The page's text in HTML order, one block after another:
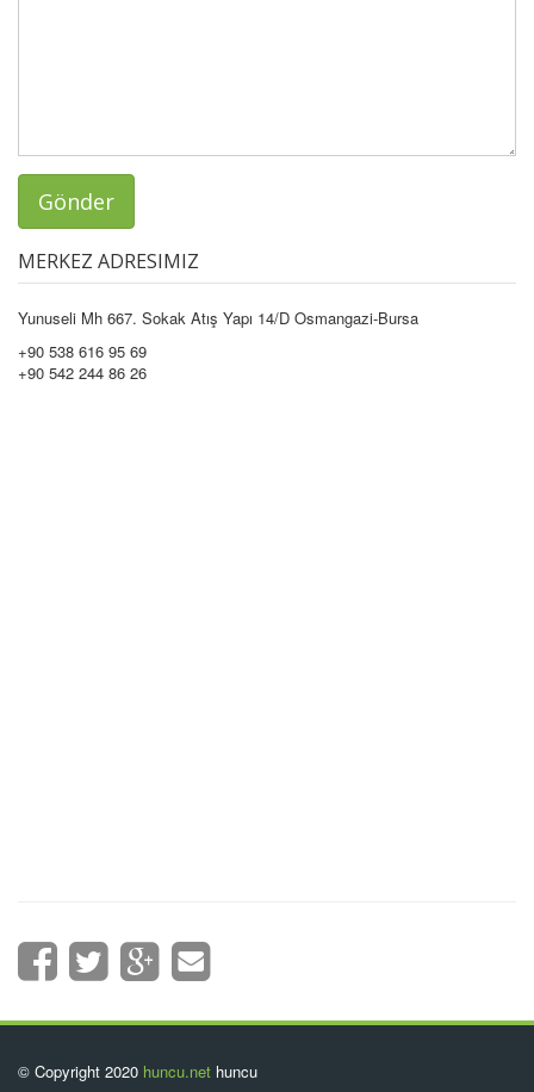
Gönder
MERKEZ ADRESIMIZ
Yunuseli Mh 667. Sokak Atış Yapı 14/D Osmangazi-Bursa
+90 538 616 95 69
+90 542 244 86 26
© Copyright 2020 huncu.net huncu